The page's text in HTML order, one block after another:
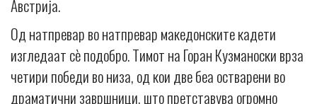
Австрија.
Од натпревар во натпревар македонските кадети
изгледаат сè подобро. Тимот на Горан Кузманоски врза
четири победи во низа, од кои две беа остварени во
драматични завршници, што претставува огромно